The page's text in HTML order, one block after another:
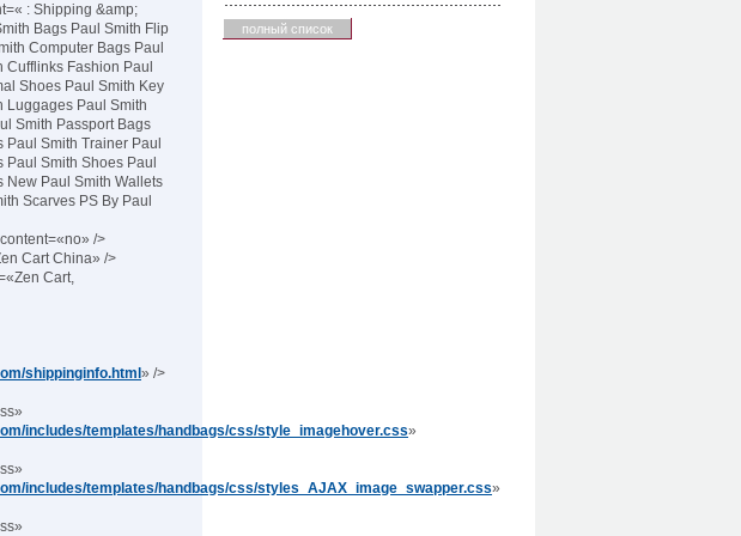
: Shipping &amp;
Bags Paul Smith Flip
Computer Bags Paul
Fashion Paul
Shoes Paul Smith Key
Luggages Paul Smith
Smith Passport Bags
Paul Smith Trainer Paul
Smith Shoes Paul
New Paul Smith Wallets
Scarves PS By Paul
/>
Cart China» />
Cart,
shippinginfo.html » />
includes/templates/handbags/css/style_imagehover.css»
includes/templates/handbags/css/styles_AJAX_image_swapper.css»
полный список